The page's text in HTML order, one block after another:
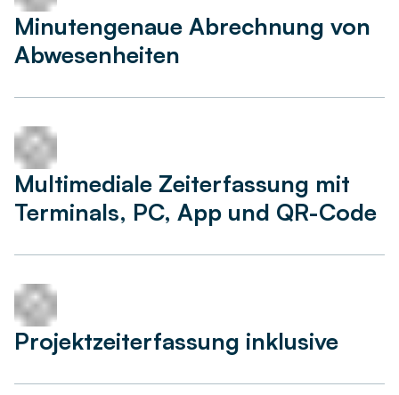
Minutengenaue Abrechnung von
Abwesenheiten
Multimediale Zeiterfassung mit
Terminals, PC, App und QR-Code
Projektzeiterfassung inklusive